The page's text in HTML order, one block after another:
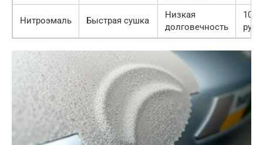
Нитроэмаль Быстрая сушка
Низкая
долговечность
руб.